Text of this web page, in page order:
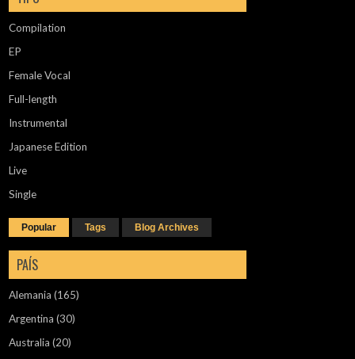
Compilation
EP
Female Vocal
Full-length
Instrumental
Japanese Edition
Live
Single
Popular Tags Blog Archives
PAÍS
Alemania (165)
Argentina (30)
Australia (20)